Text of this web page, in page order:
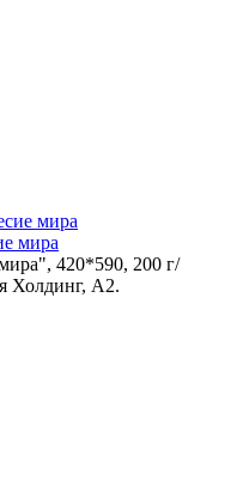
мира
420*590, 200 г/
Холдинг, А2.